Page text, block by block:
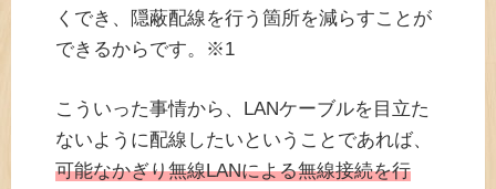
くでき、隠蔽配線を行う箇所を減らすことが
できるからです。※1
こういった事情から、LANケーブルを目立た
ないように配線したいということであれば、
可能なかぎり無線LANによる無線接続を行